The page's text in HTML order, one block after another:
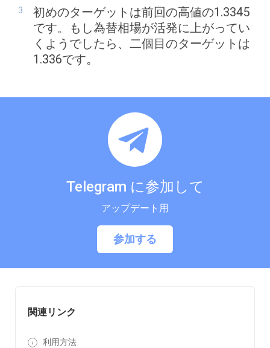
関連リンク
利用方法
初めのターゲットは前回の高値の1.3345
です。もし為替相場が活発に上がってい
くようでしたら、二個目のターゲットは
1.336です。
Telegram に参加して
アップデート用
参加する